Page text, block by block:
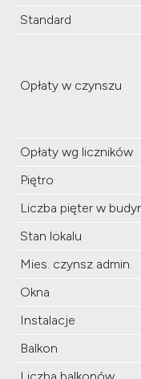
Standard
Opłaty w czynszu
Opłaty wg liczników
Piętro
Liczba pięter w
Stan lokalu
Mies. czynsz admin.
Okna
Instalacje
Balkon
Liczba balkonów